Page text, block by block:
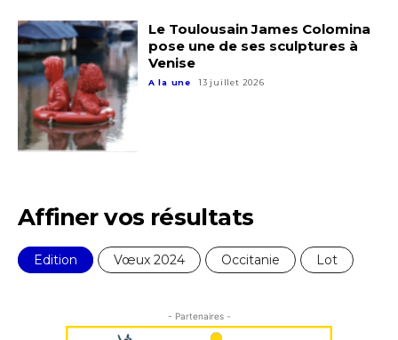
Le Toulousain James Colomina
pose une de ses sculptures à
Venise
A la une 13 juillet 2026
Affiner vos résultats
Edition Vœux 2024 Occitanie Lot
- Partenaires -